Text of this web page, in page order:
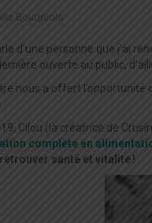
Bourgeois
d’une personne que j’ai
ouverte au public,
nous a offert
Cilou (la créatrice de
complète en
santé et vitalité !